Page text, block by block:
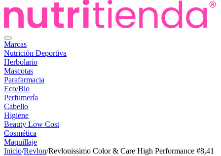
Marcas
Nutrición Deportiva
Herbolario
Mascotas
Parafarmacia
Eco/Bio
Perfumería
Cabello
Higiene
Beauty Low Cost
Cosmética
Maquillaje
Inicio/Revlon/Revlonissimo Color & Care High Performance #8,41